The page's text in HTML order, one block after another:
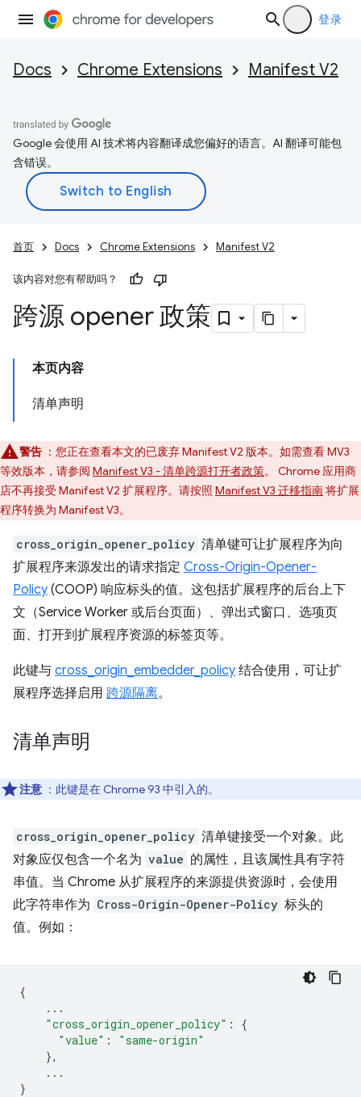
登录
Docs Chrome Extensions Manifest V2
Google 会使用 AI 技术将内容翻译成您偏好的语言。AI 翻译可能包
含错误。
首页 Docs Chrome Extensions Manifest V2
该内容对您有帮助吗？
跨源 opener 政策
本页内容
清单声明
警告 ：您正在查看本文的已废弃 Manifest V2 版本。如需查看 MV3
等效版本，请参阅 Manifest V3 - 清单跨源打开者政策。 Chrome 应用商
店不再接受 Manifest V2 扩展程序。请按照 Manifest V3 迁移指南将扩展
程序转换为 Manifest V3。
cross_origin_opener_policy 清单键可让扩展程序为向
扩展程序来源发出的请求指定 Cross-Origin-Opener-
Policy (COOP) 响应标头的值。这包括扩展程序的后台上下
文（Service Worker 或后台页面）、弹出式窗口、选项页
面、打开到扩展程序资源的标签页等。
此键与 cross_origin_embedder_policy 结合使用，可让扩
展程序选择启用 跨源隔离。
清单声明
注意 ：此键是在 Chrome 93 中引入的。
cross_origin_opener_policy 清单键接受一个对象。此
对象应仅包含一个名为 value 的属性，且该属性具有字符
串值。当 Chrome 从扩展程序的来源提供资源时，会使用
此字符串作为 Cross-Origin-Opener-Policy 标头的
值。例如：
{
...
"cross_origin_opener_policy" :
{
"value" :
"same-origin"
},
...
}